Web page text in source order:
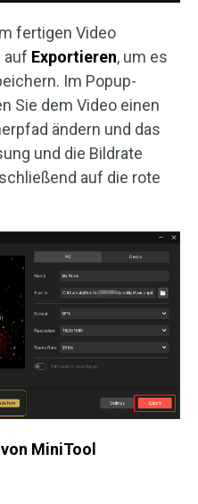
fertigen Video
auf Exportieren, um es
Im Popup-
Sie dem Video einen
ändern und das
und die Bildrate
auf die rote
MiniTool